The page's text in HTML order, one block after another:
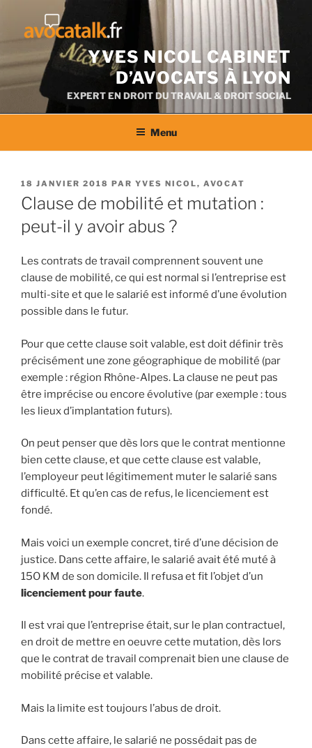
contenu
YVES NICOL CABINET
D’AVOCATS À LYON
EXPERT EN DROIT DU TRAVAIL & DROIT SOCIAL
Menu
PUBLIÉ
LE
18 JANVIER 2018 PAR YVES NICOL, AVOCAT
Clause de mobilité et mutation :
peut-il y avoir abus ?
Les contrats de travail comprennent souvent une
clause de mobilité, ce qui est normal si l’entreprise est
multi-site et que le salarié est informé d’une évolution
possible dans le futur.
Pour que cette clause soit valable, est doit définir très
précisément une zone géographique de mobilité (par
exemple : région Rhône-Alpes. La clause ne peut pas
être imprécise ou encore évolutive (par exemple : tous
les lieux d’implantation futurs).
On peut penser que dès lors que le contrat mentionne
bien cette clause, et que cette clause est valable,
l’employeur peut légitimement muter le salarié sans
difficulté. Et qu’en cas de refus, le licenciement est
fondé.
Mais voici un exemple concret, tiré d’une décision de
justice. Dans cette affaire, le salarié avait été muté à
15O KM de son domicile. Il refusa et fit l’objet d’un
licenciement pour faute.
Il est vrai que l’entreprise était, sur le plan contractuel,
en droit de mettre en oeuvre cette mutation, dès lors
que le contrat de travail comprenait bien une clause de
mobilité précise et valable.
Mais la limite est toujours l’abus de droit.
Dans cette affaire, le salarié ne possédait pas de